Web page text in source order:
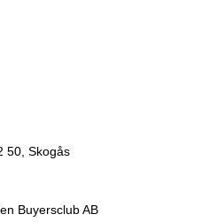
50, Skogås
Buyersclub AB